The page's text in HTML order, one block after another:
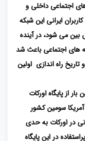
اجتماعی داخلی و
ایرانی این شبکه
می شود، در آینده
های اجتماعی باعث شد
راه اندازی اولین
از پایگاه اورکات
سومین کشور
در اورکات به حدی
در این پایگاه